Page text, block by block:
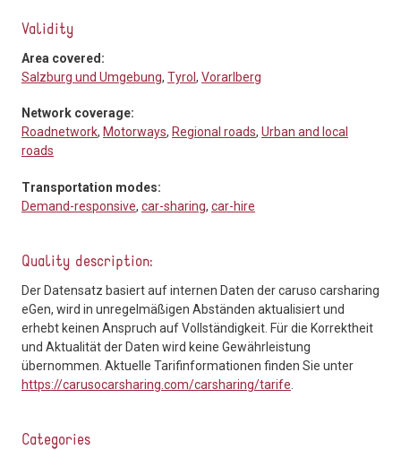
Validity
Area covered:
Salzburg und Umgebung, Tyrol, Vorarlberg
Network coverage:
Roadnetwork, Motorways, Regional roads, Urban and local
roads
Transportation modes:
Demand-responsive, car-sharing, car-hire
Quality description:
Der Datensatz basiert auf internen Daten der caruso carsharing
eGen, wird in unregelmäßigen Abständen aktualisiert und
erhebt keinen Anspruch auf Vollständigkeit. Für die Korrektheit
und Aktualität der Daten wird keine Gewährleistung
übernommen. Aktuelle Tarifinformationen finden Sie unter
https://carusocarsharing.com/carsharing/tarife
Categories